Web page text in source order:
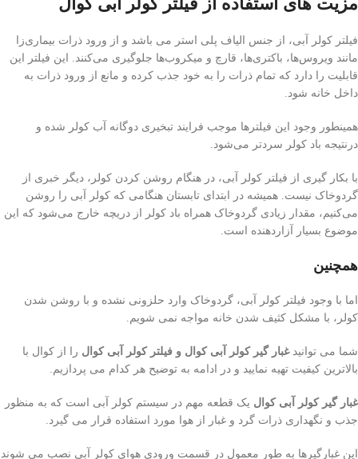
فیلتر کولر آبی، از جنس الیاف پلی استر می باشد و از ورود ذرات بیماری‌زا
مانند ویروس‌ها، باکتری‌ها، قارچ و میکروب‌ها جلوگیری می‌کنند. این فیلتر این
قابلیت را دارد که تمام ذرات را به خود جذب کرده و مانع از ورود ذرات به
داخل خانه شود.
همینطور وجود این فیلترها موجب فرایند تبخیری دوگانه آب کولر شده و
درنتیجه باد کولر سردتر می‌شود.
با بکار گیری از فیلتر کولر آبی، در هنگام روشن کردن کولر، دیگر خبری از
گردوخاک نیست. همیشه در ابتدای تابستان هنگامی که کولر آبی را روشن
می‌کنیم، مقدار زیادی گردوخاک همراه باد کولر از دریچه خارج می‌شود که این
موضوع بسیار آزاردهنده است.
همچنین
اما با وجود فیلتر کولر آبی، گردوخاک وارد حلزونی نشده و با روشن شدن
کولر، با مشکل کثیف شدن خانه مواجه نمی شویم.
شما می توانیدغبار گیر کولر آبی کوال و فیلتر کولر آبی کوال را از کوال با
بالاترین کیفیت تهیه نمایید و در ادامه به توضیح هر کدام می پردازیم.
غبار گیر کولر آبی کوال یک قطعه مهم در سیستم کولر آبی است که به منظور
جذب و نگهداری ذرات گرد و غبار از هوا مورد استفاده قرار می گیرد.
این غبارگیرها به طور معمول در قسمت ورودی هوای کولر آبی نصب می شوند